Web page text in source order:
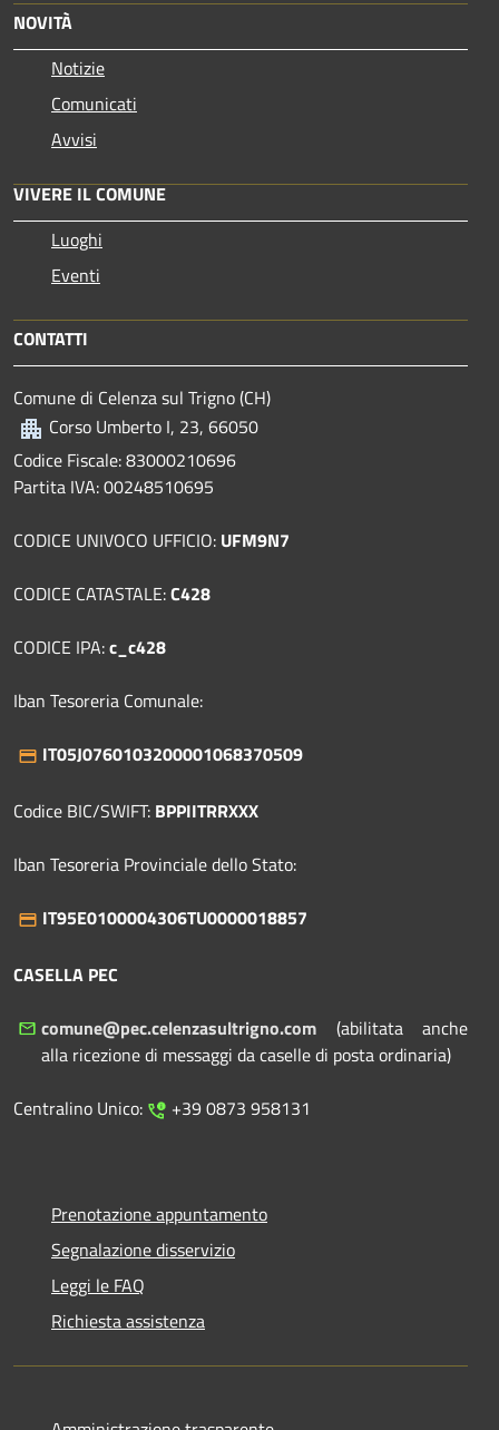
NOVITÀ
Notizie
Comunicati
Avvisi
VIVERE IL COMUNE
Luoghi
Eventi
CONTATTI
Comune di Celenza sul Trigno (CH)
Corso Umberto I, 23, 66050
Codice Fiscale: 83000210696
Partita IVA: 00248510695
CODICE UNIVOCO UFFICIO: UFM9N7
CODICE CATASTALE:C428
CODICE IPA:c_c428
Iban Tesoreria Comunale:
IT05J0760103200001068370509
Codice BIC/SWIFT: BPPIITRRXXX
Iban Tesoreria Provinciale dello Stato:
IT95E0100004306TU0000018857
CASELLA PEC
comune@pec.celenzasultrigno.com (abilitata anche
alla ricezione di messaggi da caselle di posta ordinaria)
Centralino Unico:
+39 0873 958131
Prenotazione appuntamento
Segnalazione disservizio
Leggi le FAQ
Richiesta assistenza